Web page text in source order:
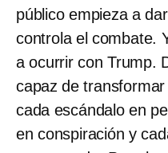
público empieza a
controla el combate.
a ocurrir con Trump.
capaz de
cada escándalo en
en conspiración y